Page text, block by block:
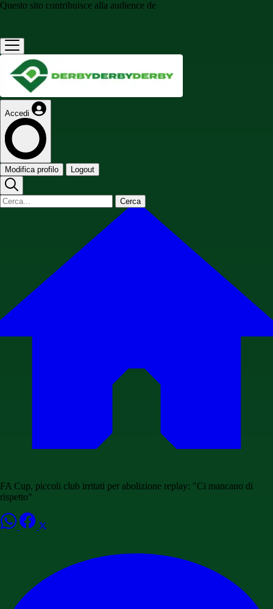
Questo sito contribuisce alla audience de
Accedi
Modifica profilo Logout
Cerca
FA Cup, piccoli club irritati per abolizione replay: "Ci mancano di
rispetto"